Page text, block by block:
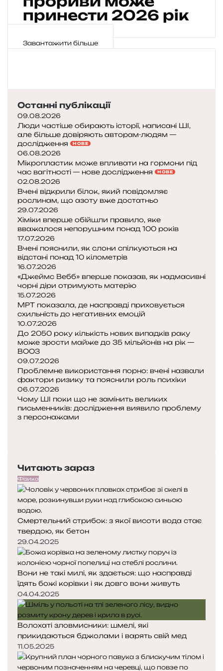
іл
р
і
с
т
ю
т
е
х
о
н
о
б
е
л
і
в
с
ь
к
о
г
о
а
у
р
е
а
т
а
о
л
о
і
т
ь
з
б
р
о
є
ю
п
и
н
н
е
г
і
ї
:
ш
л
я
х
в
і
д
л
е
й
д
е
н
с
ь
к
о
ї
б
а
н
к
и
д
о
п
е
р
Ш
с
я
ц
я
:
я
к
і
н
а
у
к
о
і
п
р
о
р
и
в
и
м
о
ж
е
п
р
и
н
е
2
2
6
р
принести 2026 рік
Завантажити більше
Останні публікації
09.08.2026
Люди частіше обирають історії, написані ШІ,
але більше довіряють авторам-людям —
дослідження
НОВЕ
06.08.2026
Мікропластик може впливати на гормони під
час вагітності — нове дослідження
НОВЕ
02.08.2026
Вчені відкрили білок, який повідомляє
рослинам, що азоту вже достатньо
29.07.2026
Хіміки вперше обійшли правило, яке
вважалося непорушним понад 100 років
17.07.2026
Вчені пояснили, як слони спілкуються на
відстані понад 10 кілометрів
16.07.2026
«Джеймс Вебб» вперше показав, як надмасивні
чорні діри отримують матерію
15.07.2026
МРТ показала, де насправді приховується
схильність до негативних емоцій
10.07.2026
До 2050 року кількість нових випадків раку
може зрости майже до 35 мільйонів на рік —
ВООЗ
09.07.2026
Проблемне використання порно: вчені назвали
фактори ризику та пояснили роль психіки
06.07.2026
Чому ШІ поки що не замінить великих
письменників: дослідження виявило проблему
з персонажами
р
е
д
н
я
с
т
о
р
і
н
к
а
т
у
п
н
а
с
т
о
р
і
н
к
а
Читають зараз
Фізика
Смертельний стрибок: з якої висоти вода стає
твердою, як бетон
29.04.2025
Вони не такі милі, як здається: що насправді
їдять божі корівки і як довго вони живуть
04.04.2025
Волохаті зловмисники: шмелі, які
прикидаються бджолами і варять свій мед
11.05.2025